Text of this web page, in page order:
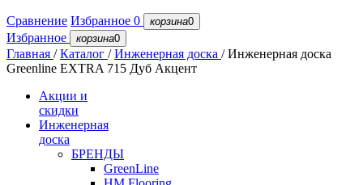
Сравнение Избранное 0 корзина0
Избранное корзина0
Главная /Каталог /Инженерная доска /Инженерная доска
Greenline EXTRA 715 Дуб Акцент
Акции и
скидки
Инженерная
доска
БРЕНДЫ
GreenLine